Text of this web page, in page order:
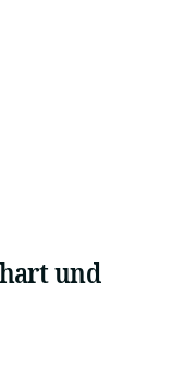
und